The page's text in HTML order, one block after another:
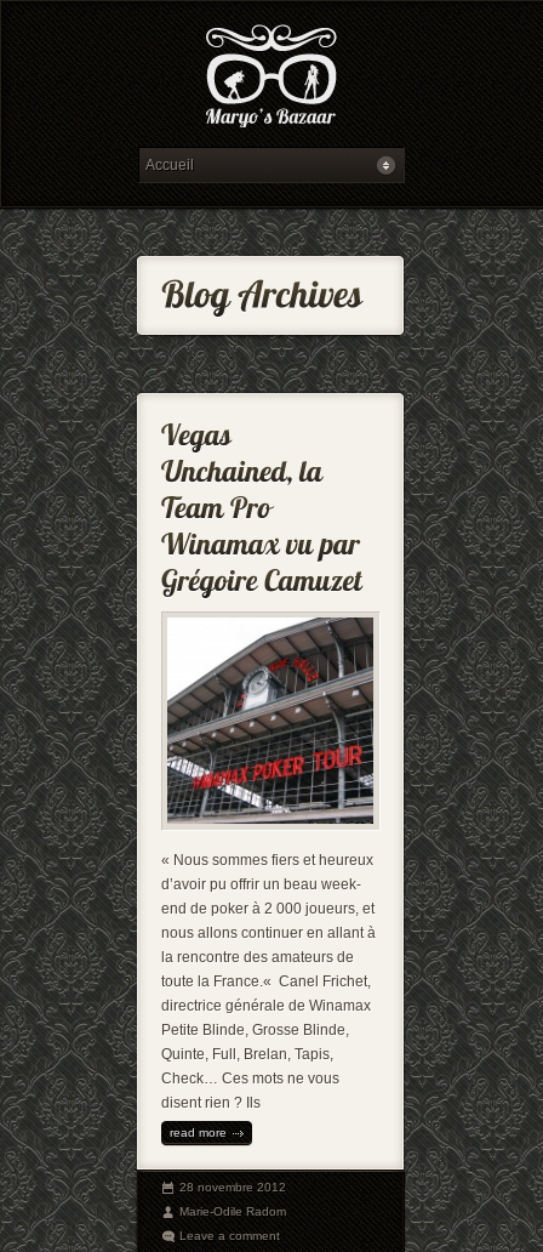
« Nous sommes fiers et heureux
d’avoir pu offrir un beau week-
end de poker à 2 000 joueurs, et
nous allons continuer en allant à
la rencontre des amateurs de
toute la France.« Canel Frichet,
directrice générale de Winamax
Petite Blinde, Grosse Blinde,
Quinte, Full, Brelan, Tapis,
Check… Ces mots ne vous
disent rien ? Ils
read more
28 novembre 2012
Marie-Odile Radom
Leave a comment